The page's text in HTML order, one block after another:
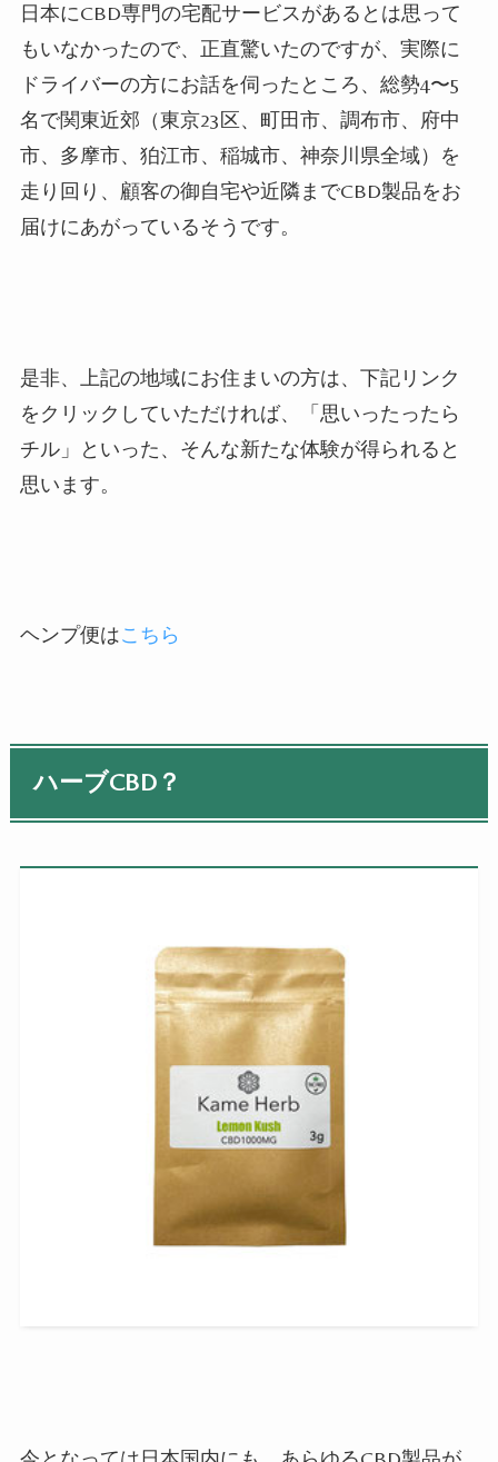
日本にCBD専門の宅配サービスがあるとは思って
もいなかったので、正直驚いたのですが、実際に
ドライバーの方にお話を伺ったところ、総勢4〜5
名で関東近郊（東京23区、町田市、調布市、府中
市、多摩市、狛江市、稲城市、神奈川県全域）を
走り回り、顧客の御自宅や近隣までCBD製品をお
届けにあがっているそうです。
是非、上記の地域にお住まいの方は、下記リンク
をクリックしていただければ、「思いったったら
チル」といった、そんな新たな体験が得られると
思います。
ヘンプ便はこちら
ハーブCBD？